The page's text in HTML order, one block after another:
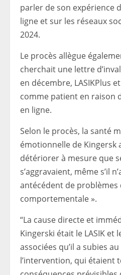
parler de son expérience
ligne et sur les réseaux
2024.
Le procès allègue
cherchait une lettre
en décembre, LASIKPlus
comme patient en raison
en ligne.
Selon le procès, la santé
émotionnelle de Kingersk
détériorer à mesure que
s’aggravaient, même s’il
antécédent de problèmes
comportementale ».
“La cause directe et
Kingerski était le LASIK et
associées qu’il a subies
l’intervention, qui étaient